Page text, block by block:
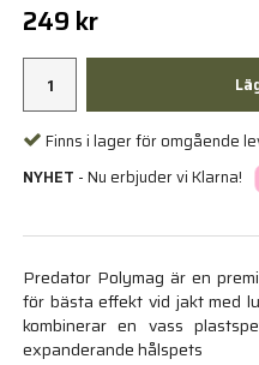
249 kr
Finns i lager för omgående
NYHET - Nu erbjuder vi Klarna!
Predator Polymag är en
för bästa effekt vid jakt med
kombinerar en vass
expanderande hålspets